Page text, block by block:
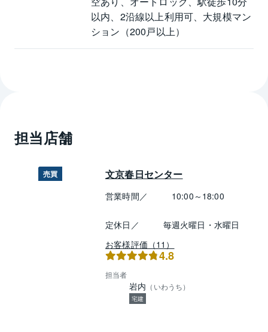
以内、2沿線以上利用可、大規模マン
ション（200戸以上）
担当店舗
売買 文京春日センター
営業時間／ 10:00～18:00
定休日／
毎週火曜日・水曜日
お客様評価（11）
4.8
担当者
岩内 （ いわうち）
宅建